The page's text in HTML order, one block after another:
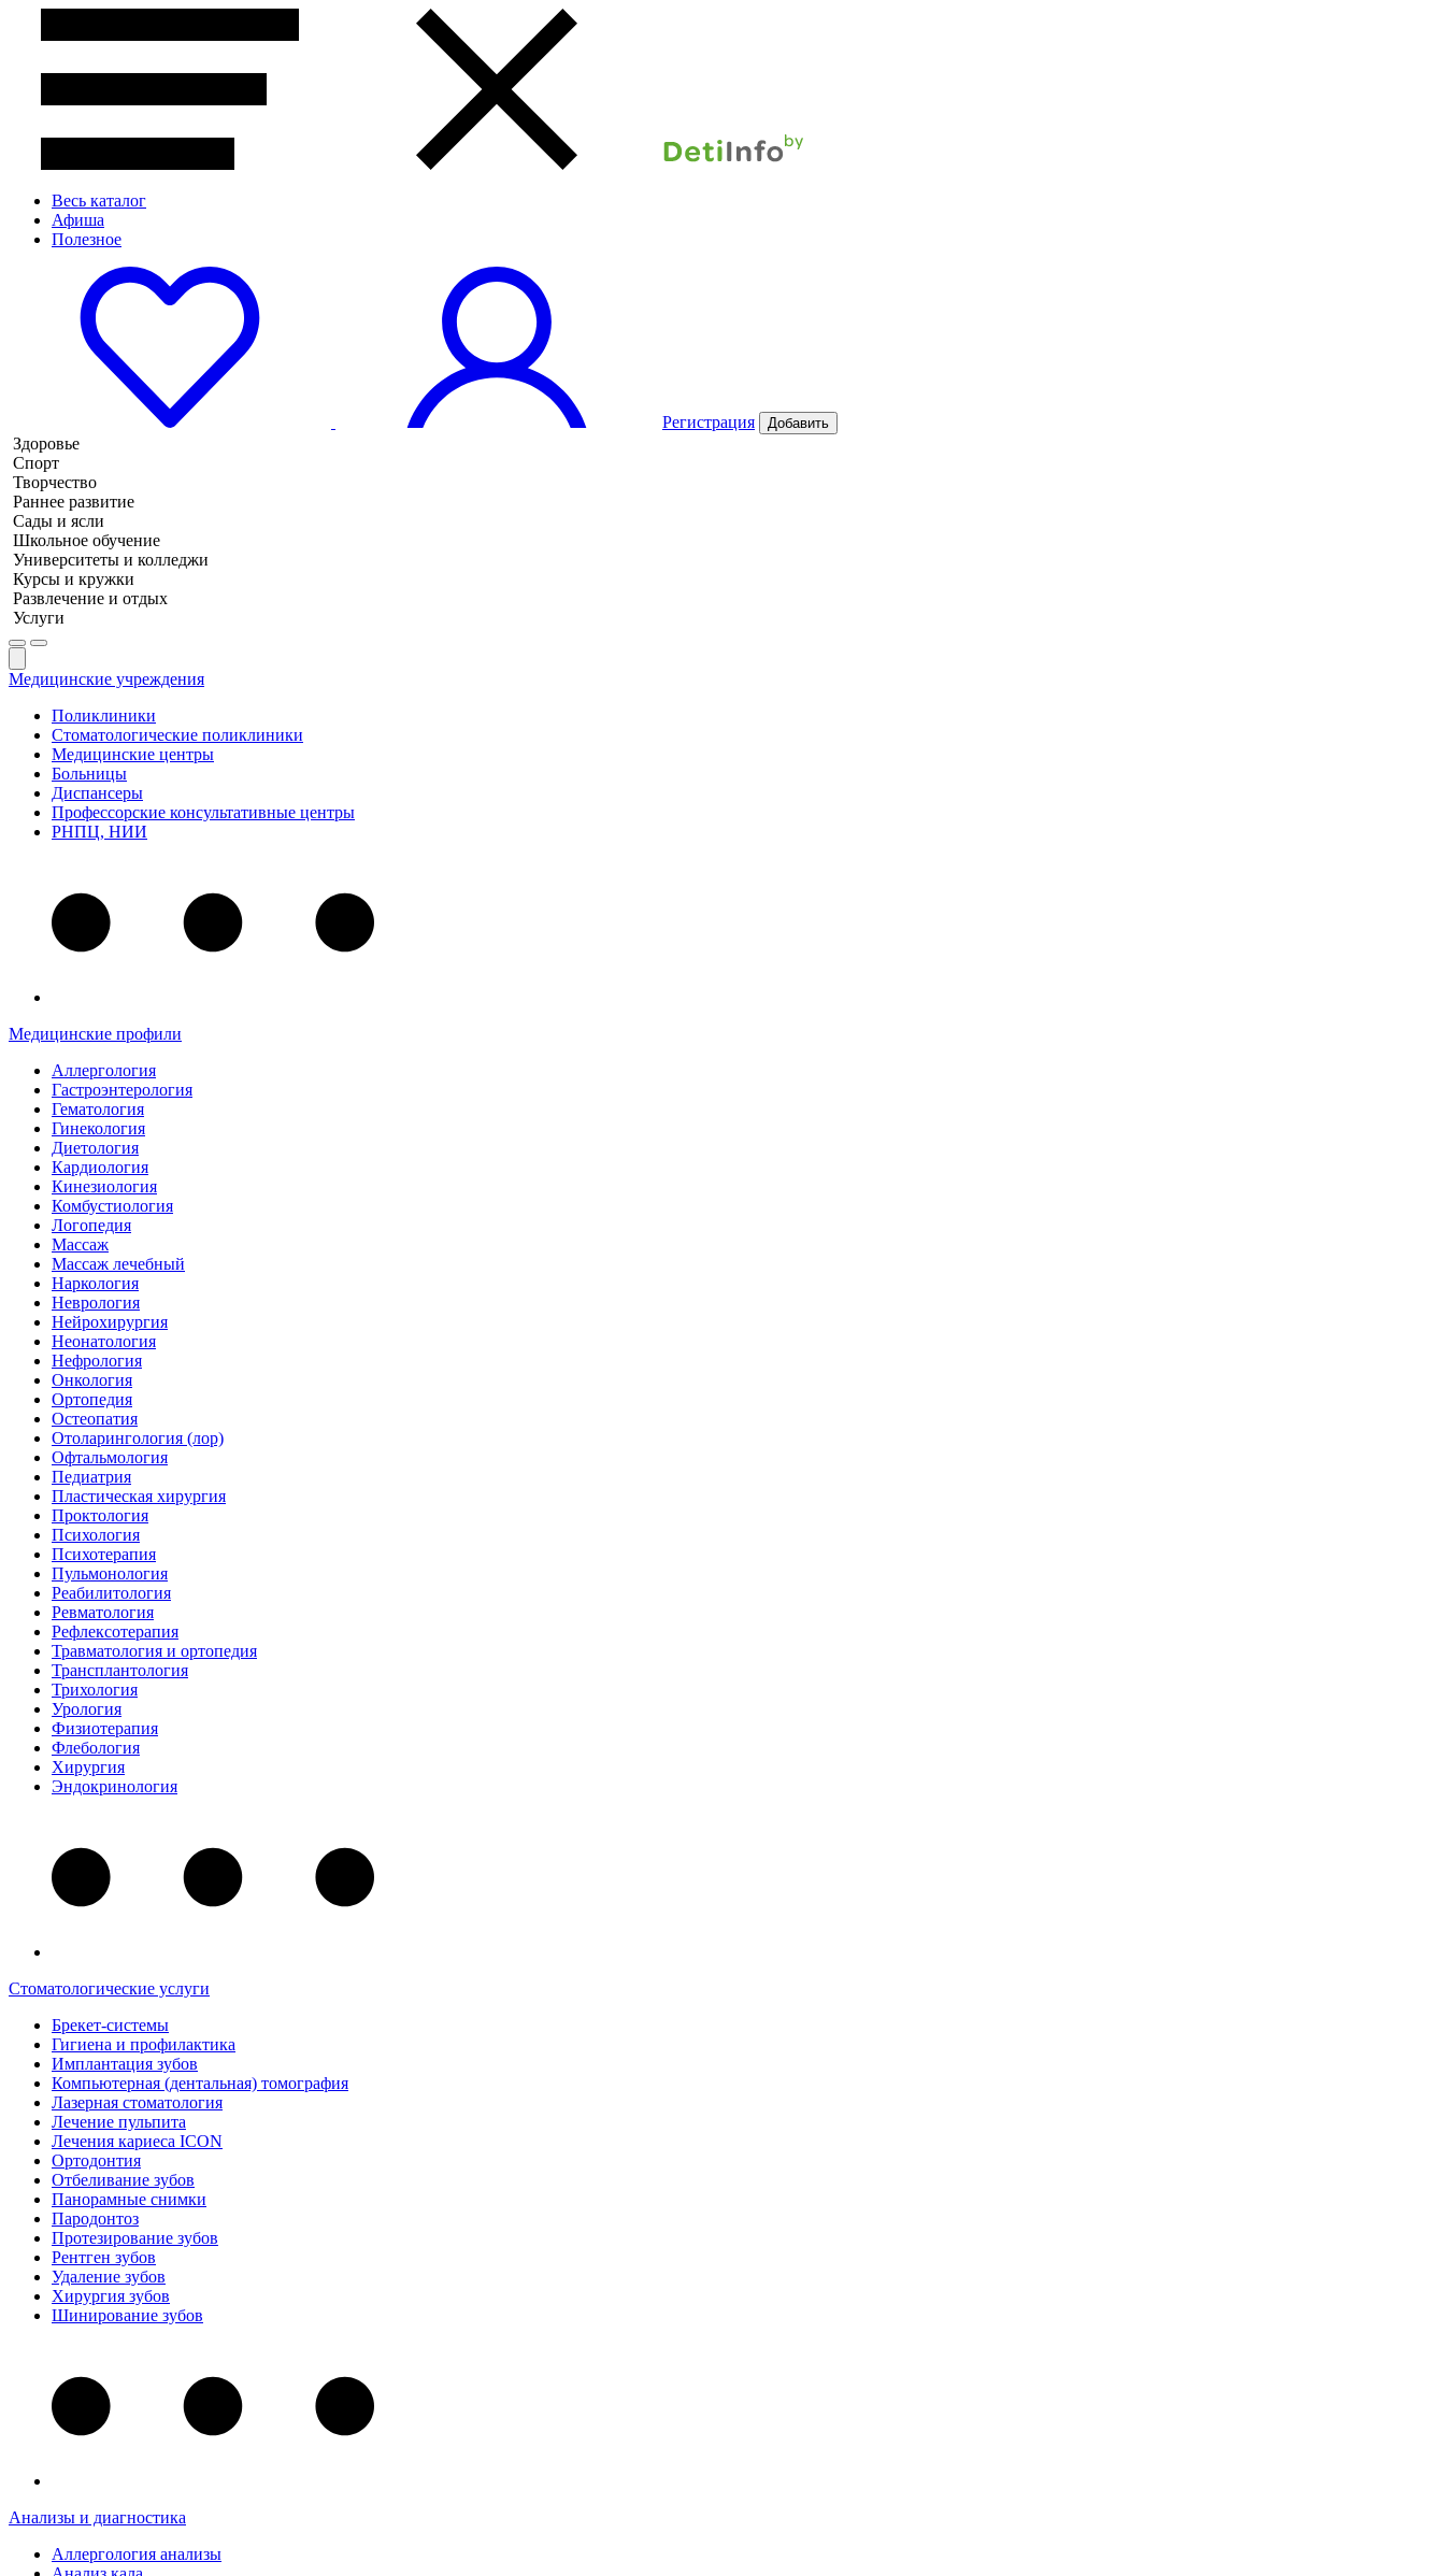
Весь каталог
Афиша
Полезное
Регистрация Добавить
Здоровье
Спорт
Творчество
Раннее развитие
Сады и ясли
Школьное обучение
Университеты и колледжи
Курсы и кружки
Развлечение и отдых
Услуги
Медицинские учреждения
Поликлиники
Стоматологические поликлиники
Медицинские центры
Больницы
Диспансеры
Профессорские консультативные центры
РНПЦ, НИИ
Медицинские профили
Аллергология
Гастроэнтерология
Гематология
Гинекология
Диетология
Кардиология
Кинезиология
Комбустиология
Логопедия
Массаж
Массаж лечебный
Наркология
Неврология
Нейрохирургия
Неонатология
Нефрология
Онкология
Ортопедия
Остеопатия
Отоларингология (лор)
Офтальмология
Педиатрия
Пластическая хирургия
Проктология
Психология
Психотерапия
Пульмонология
Реабилитология
Ревматология
Рефлексотерапия
Травматология и ортопедия
Трансплантология
Трихология
Урология
Физиотерапия
Флебология
Хирургия
Эндокринология
Стоматологические услуги
Брекет-системы
Гигиена и профилактика
Имплантация зубов
Компьютерная (дентальная) томография
Лазерная стоматология
Лечение пульпита
Лечения кариеса ICON
Ортодонтия
Отбеливание зубов
Панорамные снимки
Пародонтоз
Протезирование зубов
Рентген зубов
Удаление зубов
Хирургия зубов
Шинирование зубов
Анализы и диагностика
Аллергология анализы